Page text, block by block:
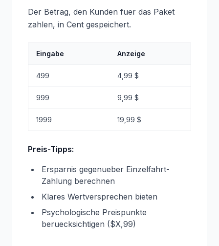
Der Betrag, den Kunden fuer das Paket
zahlen, in Cent gespeichert.
Eingabe Anzeige
499 4,99 $
999 9,99 $
1999 19,99 $
Preis-Tipps:
Ersparnis gegenueber Einzelfahrt-
Zahlung berechnen
Klares Wertversprechen bieten
Psychologische Preispunkte
beruecksichtigen ($X,99)